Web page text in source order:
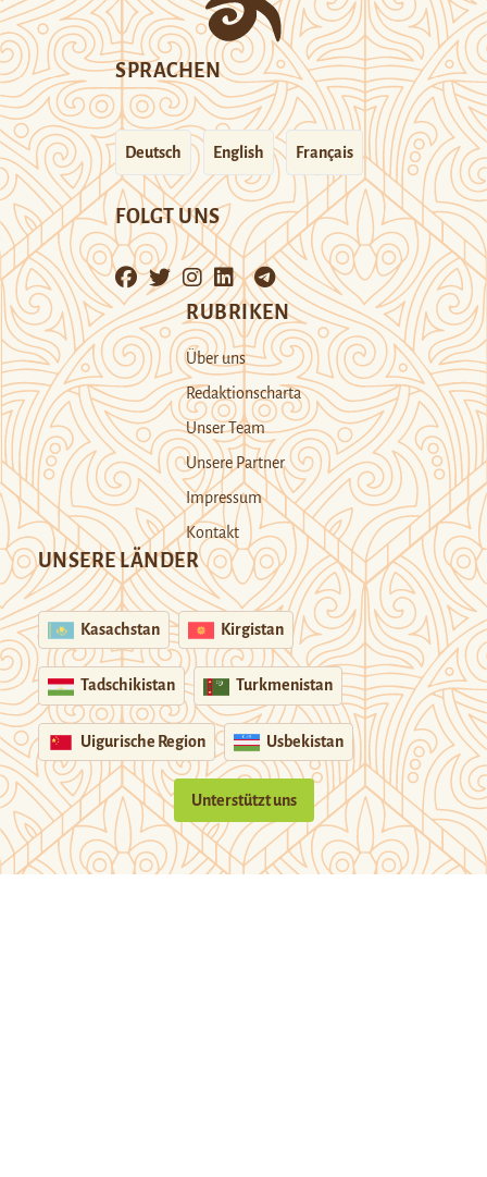
SPRACHEN
Deutsch English Français
FOLGT UNS
RUBRIKEN
Über uns
Redaktionscharta
Unser Team
Unsere Partner
Impressum
Kontakt
UNSERE LÄNDER
Kasachstan Kirgistan
Tadschikistan Turkmenistan
Uigurische Region Usbekistan
Unterstützt uns